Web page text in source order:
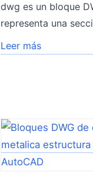
dwg es un bloque
representa una
Leer más